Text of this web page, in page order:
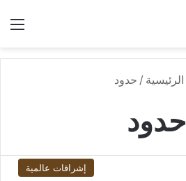
الرئيسية / حدود
حدود
إشراقات عالمية